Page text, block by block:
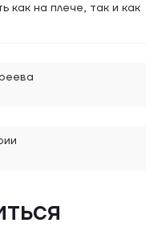
как на плече, так и как